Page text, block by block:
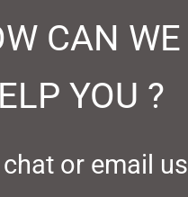
CAN WE
YOU ?
chat or email us